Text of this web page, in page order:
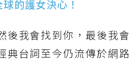
的護女決心！
後我會找到你，最後我會
典台詞至今仍流傳於網路